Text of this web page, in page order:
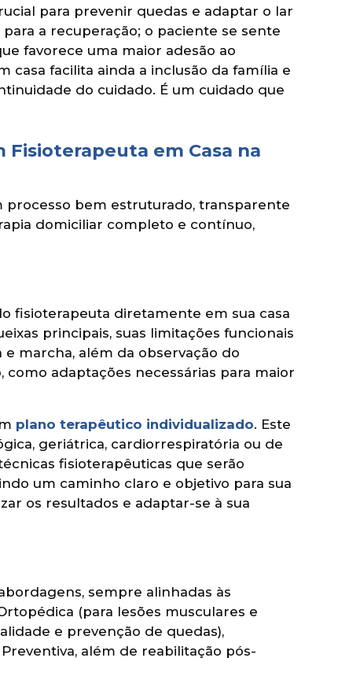
para prevenir quedas e adaptar o lar
a recuperação; o paciente se sente
favorece uma maior adesão ao
facilita ainda a inclusão da família e
do cuidado. É um cuidado que
Fisioterapeuta em Casa na
processo bem estruturado, transparente
domiciliar completo e contínuo,
fisioterapeuta diretamente em sua casa
principais, suas limitações funcionais
marcha, além da observação do
adaptações necessárias para maior
plano terapêutico individualizado. Este
geriátrica, cardiorrespiratória ou de
fisioterapêuticas que serão
um caminho claro e objetivo para sua
os resultados e adaptar-se à sua
sempre alinhadas às
(para lesões musculares e
e prevenção de quedas),
além de reabilitação pós-